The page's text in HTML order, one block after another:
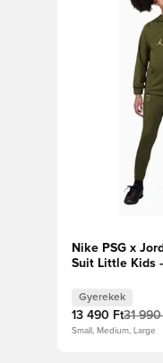
Nike PSG x
Suit Little Kids
Gyerekek
13 490 Ft31
Small, Medium, Large